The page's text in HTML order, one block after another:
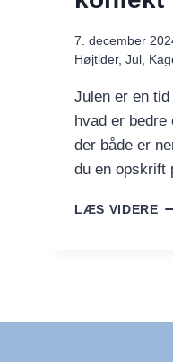
7. december
Højtider, Jul
Julen er en
hvad er bedre
der både er
du en opskrift
LÆS VIDERE